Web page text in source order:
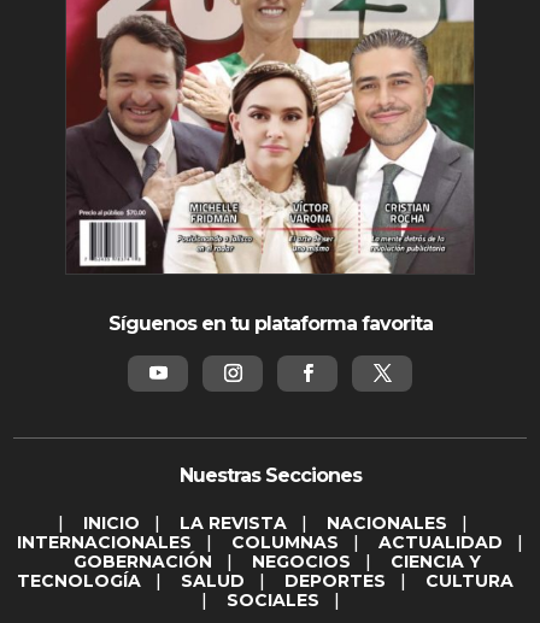
Síguenos en tu plataforma favorita
Nuestras Secciones
| INICIO | LA REVISTA | NACIONALES |
INTERNACIONALES | COLUMNAS | ACTUALIDAD |
GOBERNACIÓN | NEGOCIOS | CIENCIA Y
TECNOLOGÍA | SALUD | DEPORTES | CULTURA
| SOCIALES |